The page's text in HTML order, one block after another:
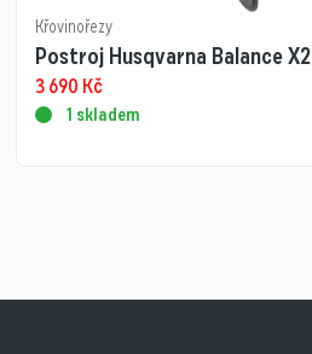
Křovinořezy
Postroj Husqvarna Balance X2
3 690 Kč
1 skladem